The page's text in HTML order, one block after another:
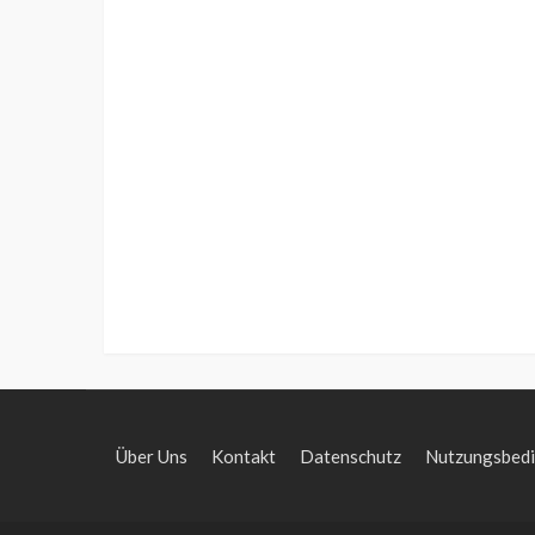
Über Uns Kontakt Datenschutz